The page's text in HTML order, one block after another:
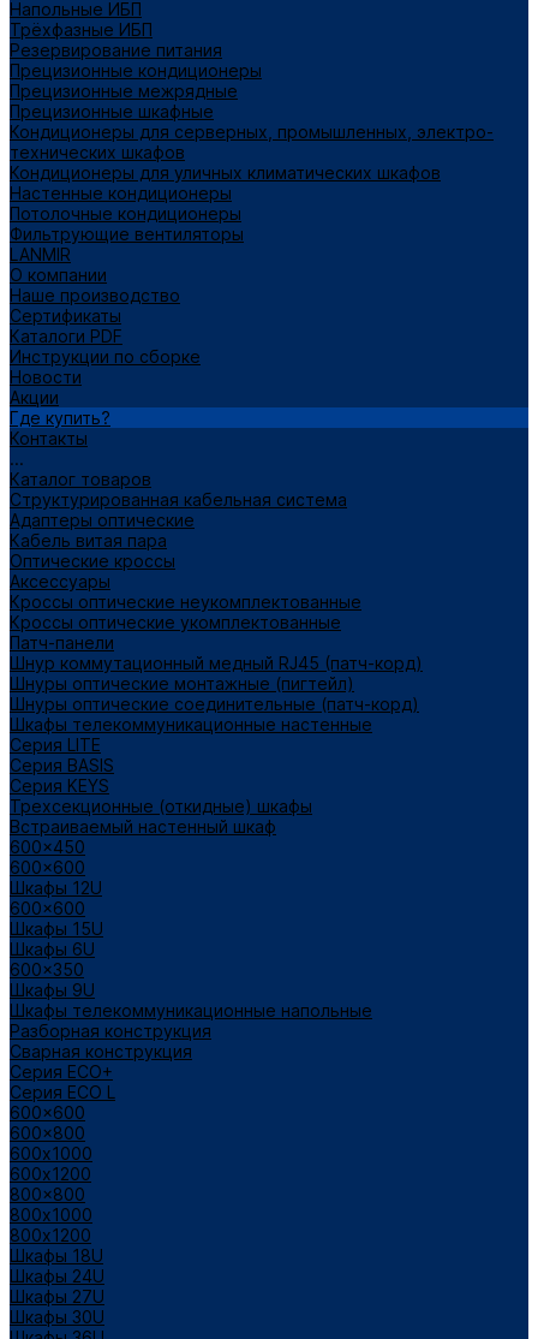
Напольные ИБП
Трёхфазные ИБП
Резервирование питания
Прецизионные кондиционеры
Прецизионные межрядные
Прецизионные шкафные
Кондиционеры для серверных, промышленных, электро-
технических шкафов
Кондиционеры для уличных климатических шкафов
Настенные кондиционеры
Потолочные кондиционеры
Фильтрующие вентиляторы
LANMIR
О компании
Наше производство
Сертификаты
Каталоги PDF
Инструкции по сборке
Новости
Акции
Где купить?
Контакты
...
Каталог товаров
Структурированная кабельная система
Адаптеры оптические
Кабель витая пара
Оптические кроссы
Аксессуары
Кроссы оптические неукомплектованные
Кроссы оптические укомплектованные
Патч-панели
Шнур коммутационный медный RJ45 (патч-корд)
Шнуры оптические монтажные (пигтейл)
Шнуры оптические соединительные (патч-корд)
Шкафы телекоммуникационные настенные
Cерия LITE
Cерия BASIS
Cерия KEYS
Трехсекционные (откидные) шкафы
Встраиваемый настенный шкаф
600x450
600x600
Шкафы 12U
600x600
Шкафы 15U
Шкафы 6U
600x350
Шкафы 9U
Шкафы телекоммуникационные напольные
Разборная конструкция
Сварная конструкция
Серия ECO+
Серия ECO L
600x600
600x800
600х1000
600х1200
800x800
800х1000
800х1200
Шкафы 18U
Шкафы 24U
Шкафы 27U
Шкафы 30U